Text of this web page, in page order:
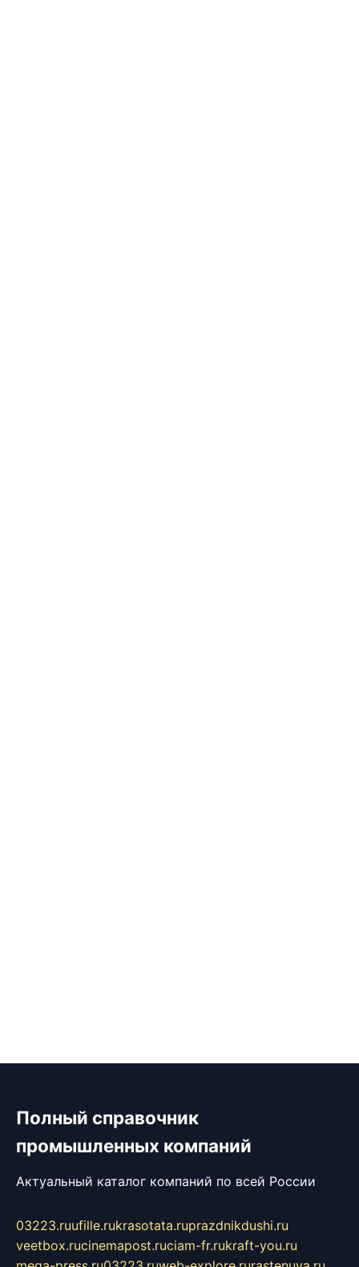
Полный справочник
промышленных компаний
Актуальный каталог компаний по всей России
03223.ruufille.rukrasotata.ruprazdnikdushi.ru
veetbox.rucinemapost.ruciam-fr.rukraft-you.ru